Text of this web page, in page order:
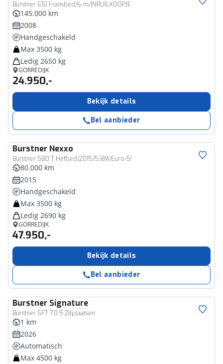
Bürstner 610 Fransbed/6-m/INRUILKOOPJE
145.000 km
2008
Handgeschakeld
Max 3500 kg
Ledig 2650 kg
GORREDIJK
24.950,-
Bekijk details
Bel aanbieder
Burstner Nexxo
Bürstner 580 T Hefbed/2015/5.8M/Euro-5!
80.000 km
2015
Handgeschakeld
Max 3500 kg
Ledig 2690 kg
GORREDIJK
47.950,-
Bekijk details
Bel aanbieder
Burstner Signature
Bürstner SFT 7.0 5 Zitplaatsen
1 km
2026
Automatisch
Max 4500 kg